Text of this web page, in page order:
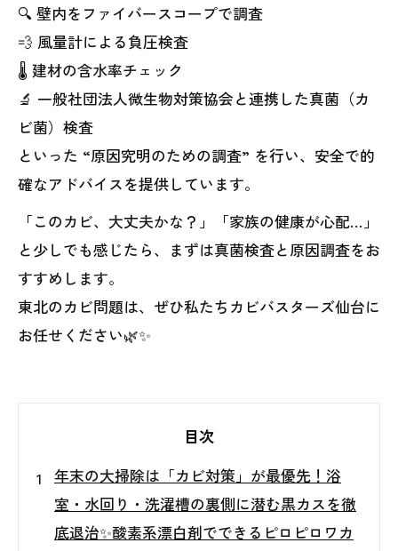
🔍 壁内をファイバースコープで調査
💨 風量計による負圧検査
🌡 建材の含水率チェック
🔬 一般社団法人微生物対策協会と連携した真菌（カ
ビ菌）検査
といった “原因究明のための調査” を行い、安全で的
確なアドバイスを提供しています。
「このカビ、大丈夫かな？」「家族の健康が心配…」
と少しでも感じたら、まずは真菌検査と原因調査をお
すすめします。
東北のカビ問題は、ぜひ私たちカビバスターズ仙台に
お任せください🌿✨
目次
年末の大掃除は「カビ対策」が最優先！浴
室・水回り・洗濯槽の裏側に潜む黒カスを徹
底退治✨酸素系漂白剤でできるピロピロワカ